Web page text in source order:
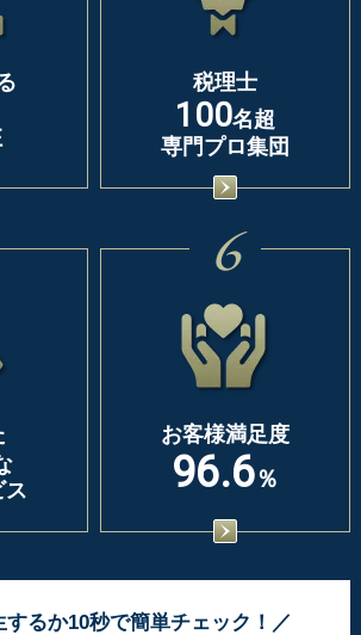
税理士
100名超
専門プロ集団
ス
6
お客様満足度
96.6％
するか10秒で簡単チェック！／